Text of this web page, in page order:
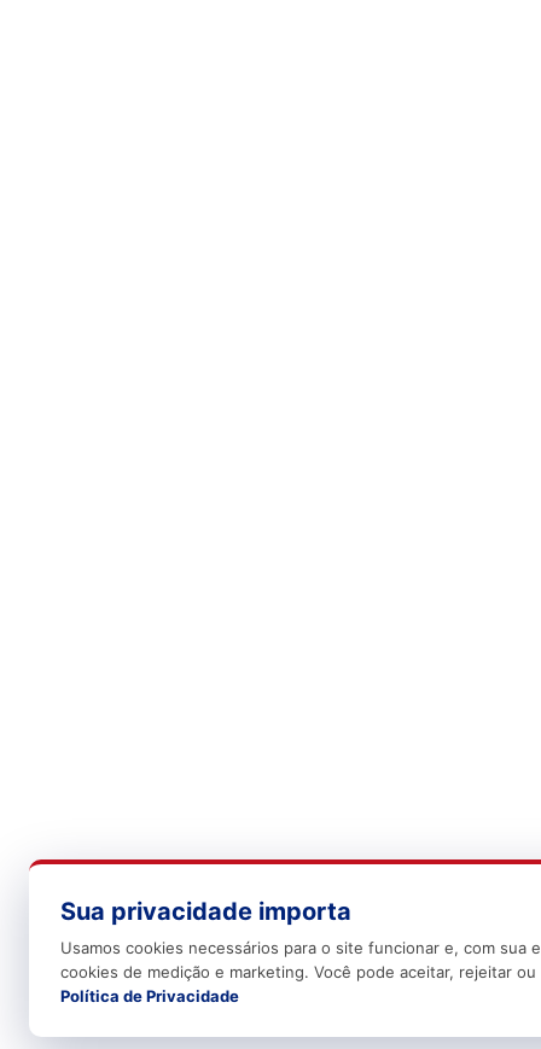
Sua privacidade importa
Usamos cookies necessários para o site funcionar e, com sua
cookies de medição e marketing. Você pode aceitar, rejeitar ou
Política de Privacidade